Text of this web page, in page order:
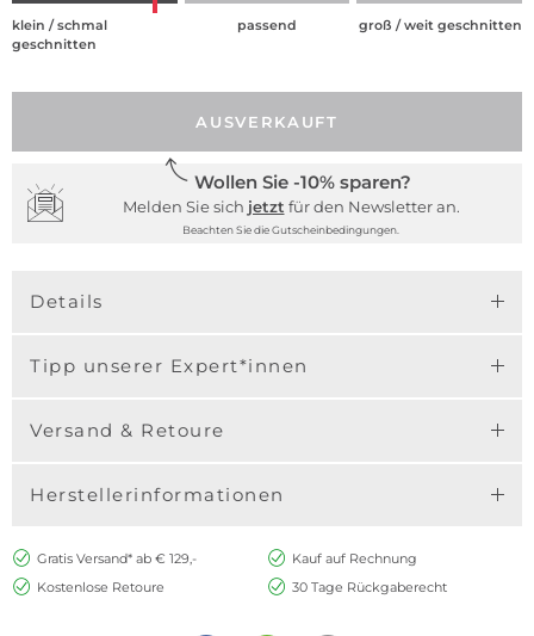
klein / schmal
geschnitten
passend groß / weit geschnitten
AUSVERKAUFT
Wollen Sie -10% sparen?
Melden Sie sich jetzt für den Newsletter an.
Beachten Sie die Gutscheinbedingungen.
Details
Tipp unserer Expert*innen
Versand & Retoure
Herstellerinformationen
Gratis Versand* ab € 129,-
Kauf auf Rechnung
Kostenlose Retoure
30 Tage Rückgaberecht